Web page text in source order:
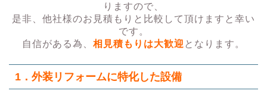
りますので、
是非、他社様のお見積もりと比較して頂けますと幸い
です。
自信がある為、 相見積もりは大歓迎 となります。
1．外装リフォームに特化した設備